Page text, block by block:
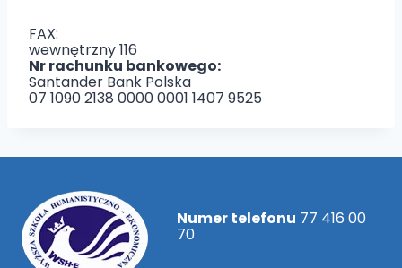
FAX:
wewnętrzny 116
Nr rachunku bankowego:
Santander Bank Polska
07 1090 2138 0000 0001 1407 9525
Numer telefonu 77 416 00
70